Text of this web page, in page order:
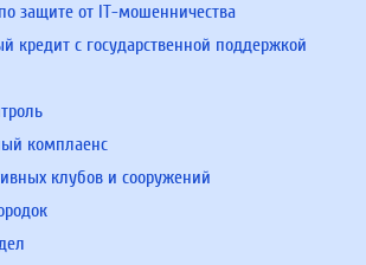
защите от IT-мошенничества
кредит с государственной поддержкой
комплаенс
клубов и сооружений